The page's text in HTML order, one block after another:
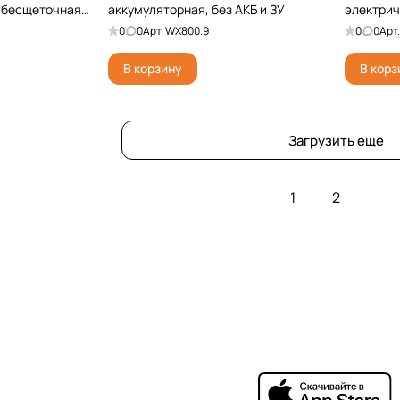
аккумуляторная, без АКБ и ЗУ
0 0Арт.WX800.9
В корзину
0 0Арт.
В
Загрузить еще
1 2